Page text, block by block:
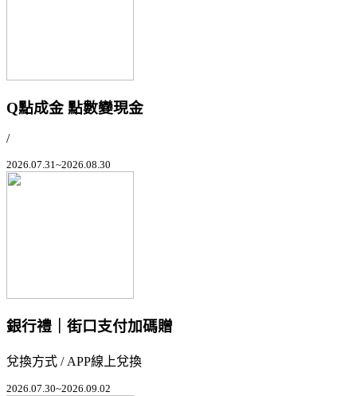
Q點成金 點數變現金
/
2026.07.31~2026.08.30
銀行禮｜街口支付加碼贈
兌換方式 / APP線上兌換
2026.07.30~2026.09.02